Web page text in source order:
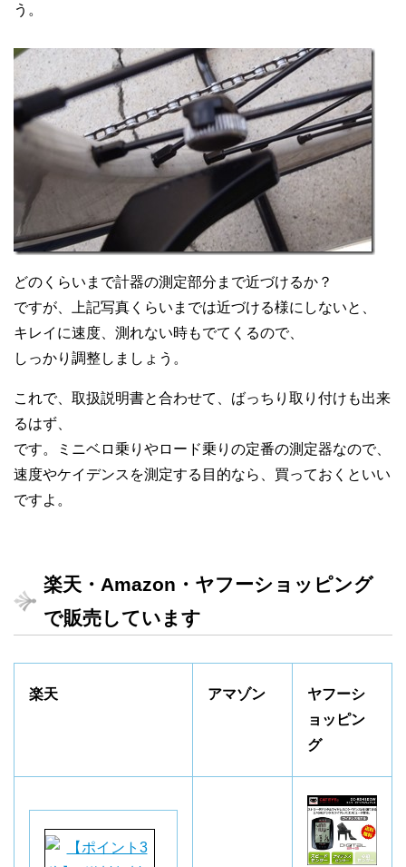
う。
どのくらいまで計器の測定部分まで近づけるか？
ですが、上記写真くらいまでは近づける様にしないと、
キレイに速度、測れない時もでてくるので、
しっかり調整しましょう。
これで、取扱説明書と合わせて、ばっちり取り付けも出来
るはず、
です。ミニベロ乗りやロード乗りの定番の測定器なので、
速度やケイデンスを測定する目的なら、買っておくといい
ですよ。
楽天・Amazon・ヤフーショッピング
で販売しています
楽天 アマゾン
ヤフーシ
ョッピン
グ